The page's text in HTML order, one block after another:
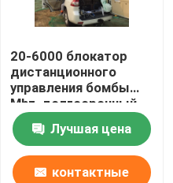
20-6000 блокатор
дистанционного
управления бомбы
Mhz, долгосрочный
Jammer сигнала
корабля RCIED
Лучшая цена
контактные